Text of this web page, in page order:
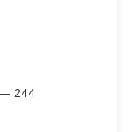
244